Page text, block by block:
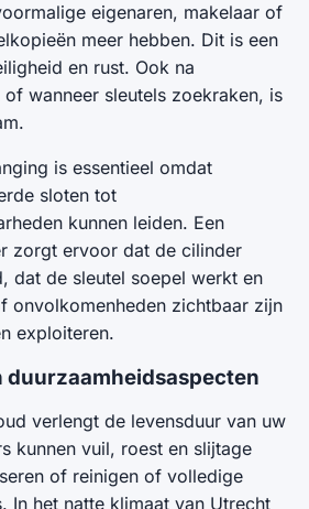
eigenaren, makelaar of
meer hebben. Dit is een
en rust. Ook na
wanneer sleutels zoekraken, is
is essentieel omdat
sloten tot
kunnen leiden. Een
zorgt ervoor dat de cilinder
dat de sleutel soepel werkt en
onvolkomenheden zichtbaar zijn
exploiteren.
duurzaamheidsaspecten
verlengt de levensduur van uw
kunnen vuil, roest en slijtage
of reinigen of volledige
In het natte klimaat van Utrecht